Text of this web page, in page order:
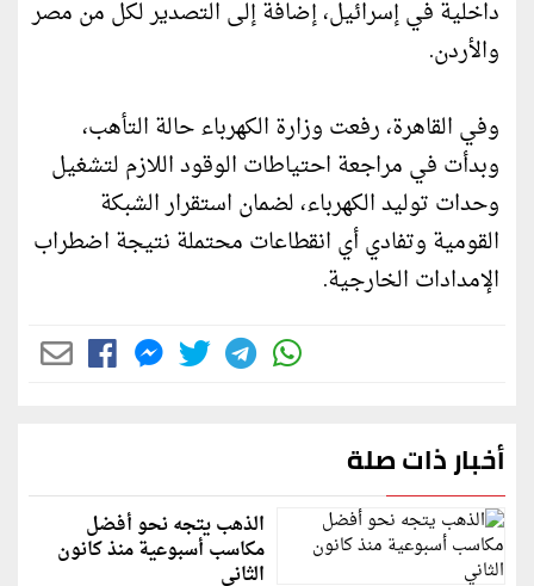
داخلية في إسرائيل، إضافة إلى التصدير لكل من مصر
والأردن.
وفي القاهرة، رفعت وزارة الكهرباء حالة التأهب،
وبدأت في مراجعة احتياطات الوقود اللازم لتشغيل
وحدات توليد الكهرباء، لضمان استقرار الشبكة
القومية وتفادي أي انقطاعات محتملة نتيجة اضطراب
الإمدادات الخارجية.
أخبار ذات صلة
الذهب يتجه نحو أفضل
مكاسب أسبوعية منذ كانون
الثاني